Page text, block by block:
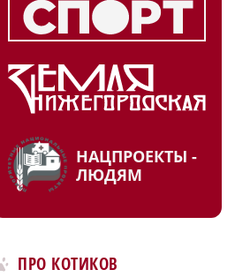
НАЦПРОЕКТЫ -
ЛЮДЯМ
ПРО КОТИКОВ